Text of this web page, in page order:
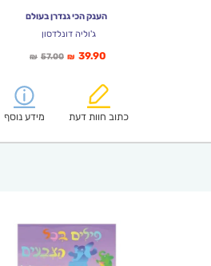
הענק הכי גנדרן בעולם
ג'וליה דונלדסון
₪ 57.00המחיר
₪57.00.
₪ 39.90
הוא:
כתוב חוות דעת
מידע נוסף